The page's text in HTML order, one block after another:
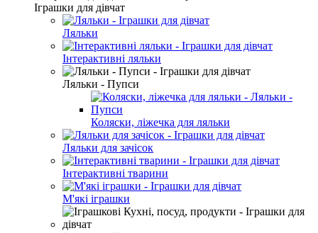
Іграшки для дівчат
Ляльки
Інтерактивні ляльки
Ляльки - Пупси
Коляски, ліжечка для ляльки
Ляльки для зачісок
Інтерактивні тварини
М'які іграшки